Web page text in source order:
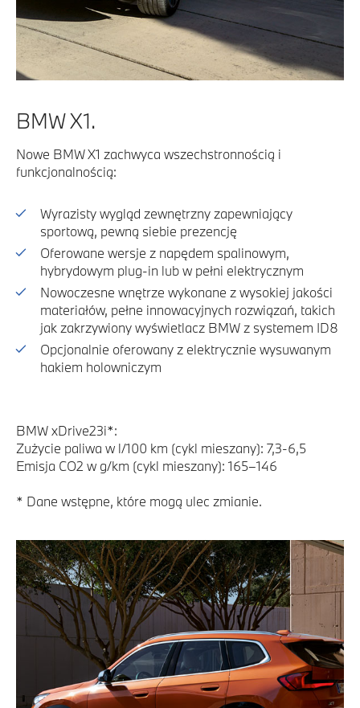
BMW X1.
Nowe BMW X1 zachwyca wszechstronnością i
funkcjonalnością:
Wyrazisty wygląd zewnętrzny zapewniający
sportową, pewną siebie prezencję
Oferowane wersje z napędem spalinowym,
hybrydowym plug-in lub w pełni elektrycznym
Nowoczesne wnętrze wykonane z wysokiej jakości
materiałów, pełne innowacyjnych rozwiązań, takich
jak zakrzywiony wyświetlacz BMW z systemem ID8
Opcjonalnie oferowany z elektrycznie wysuwanym
hakiem holowniczym
BMW xDrive23i*:
Zużycie paliwa w l/100 km (cykl mieszany): 7,3-6,5
Emisja CO2 w g/km (cykl mieszany): 165–146
* Dane wstępne, które mogą ulec zmianie.